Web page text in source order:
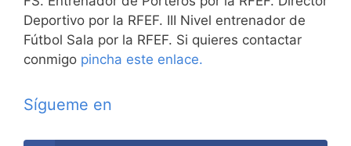
Deportivo por la RFEF. III Nivel entrenador de
Fútbol Sala por la RFEF. Si quieres contactar
conmigo pincha este enlace.
Sígueme en